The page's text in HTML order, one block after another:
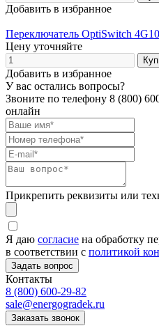
Добавить в избранное
Переключатель OptiSwitch
Цену уточняйте
Добавить в избранное
У вас остались вопросы?
Звоните по телефону 8 (800)
онлайн
Прикрепить реквизиты или
Я даю согласие на обработку
в соответствии с политикой
Контакты
8 (800) 600-29-82
sale@energogradek.ru